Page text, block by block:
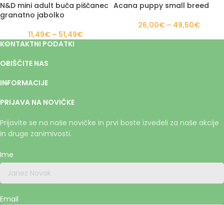
N&D mini adult buča piščanec
granatno jabolko
11,49€ – 51,49€
Acana puppy small breed
26,00€ – 49,50€
KONTAKTNI PODATKI
OBIŠČITE NAS
INFORMACIJE
PRIJAVA NA NOVIČKE
Prijavite se na naše novičke in prvi boste izvedeli za naše akcije
in druge zanimivosti.
Ime
Email